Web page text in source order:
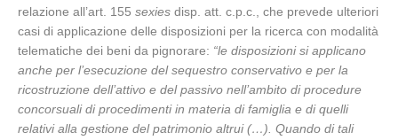
relazione all’art. 155 sexies disp. att. c.p.c., che prevede ulteriori
casi di applicazione delle disposizioni per la ricerca con modalità
telematiche dei beni da pignorare: “le disposizioni si applicano
anche per l’esecuzione del sequestro conservativo e per la
ricostruzione dell’attivo e del passivo nell’ambito di procedure
concorsuali di procedimenti in materia di famiglia e di quelli
relativi alla gestione del patrimonio altrui (…). Quando di tali